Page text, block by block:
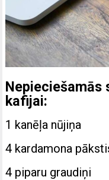
Nepieciešamās
kafijai:
1 kanēļa nūjiņa
4 kardamona
4 piparu graudiņi